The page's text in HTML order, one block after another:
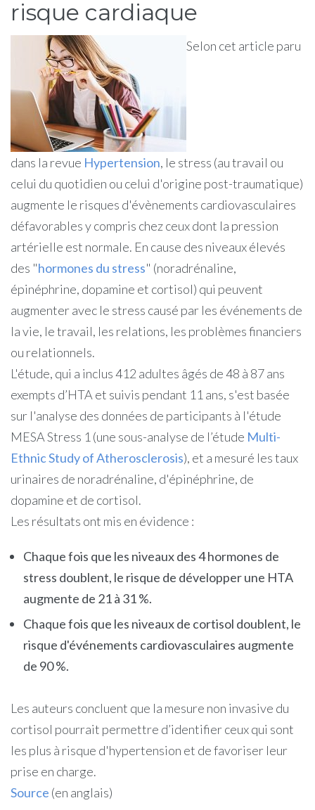
risque cardiaque
Selon cet article paru
dans la revue Hypertension, le stress (au travail ou
celui du quotidien ou celui d'origine post-traumatique)
augmente le risques d'évènements cardiovasculaires
défavorables y compris chez ceux dont la pression
artérielle est normale. En cause des niveaux élevés
des "hormones du stress" (noradrénaline,
épinéphrine, dopamine et cortisol) qui peuvent
augmenter avec le stress causé par les événements de
la vie, le travail, les relations, les problèmes financiers
ou relationnels.
L'étude, qui a inclus 412 adultes âgés de 48 à 87 ans
exempts d’HTA et suivis pendant 11 ans, s'est basée
sur l'analyse des données de participants à l'étude
MESA Stress 1 (une sous-analyse de l’étude Multi-
Ethnic Study of Atherosclerosis), et a mesuré les taux
urinaires de noradrénaline, d'épinéphrine, de
dopamine et de cortisol.
Les résultats ont mis en évidence :
Chaque fois que les niveaux des 4 hormones de
stress doublent, le risque de développer une HTA
augmente de 21 à 31 %.
Chaque fois que les niveaux de cortisol doublent, le
risque d'événements cardiovasculaires augmente
de 90 %.
Les auteurs concluent que la mesure non invasive du
cortisol pourrait permettre d’identifier ceux qui sont
les plus à risque d'hypertension et de favoriser leur
prise en charge.
Source (en anglais)